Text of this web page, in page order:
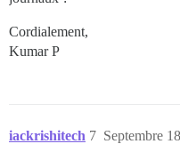
sidekiq-6.1.2/lib/
sidekiq-6.1.2/lib/
sidekiq-6.1.2/lib/
Cordialement,
Kumar P
iackrishitech Septembre
7